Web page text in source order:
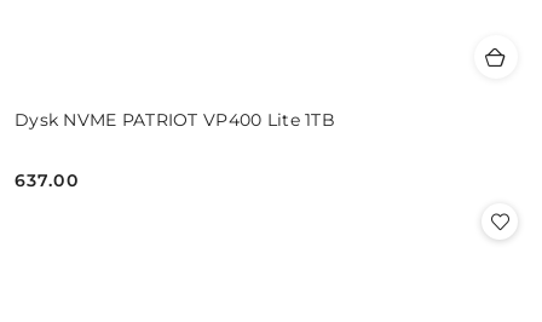
Dysk NVME PATRIOT VP400 Lite 1TB
Cena:
637.00